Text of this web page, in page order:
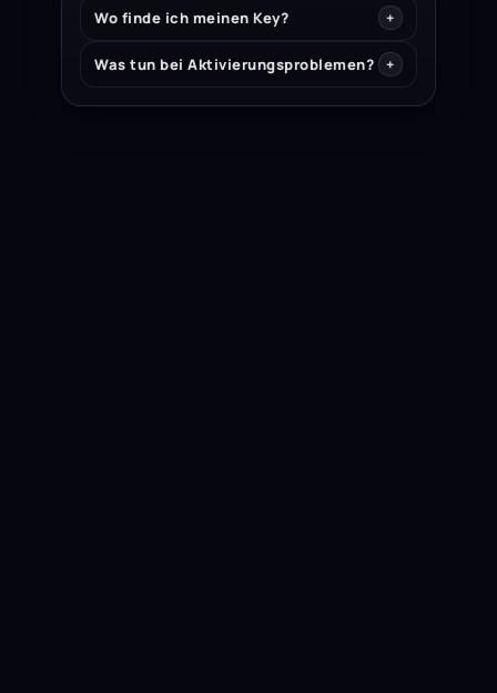
Wo finde ich meinen Key?
Was tun bei Aktivierungsproblemen?